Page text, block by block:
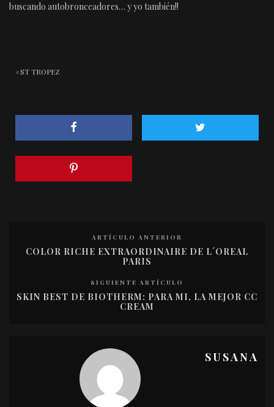
buscando autobronceadores… y yo también!!
ST TROPEZ
ARTÍCULO ANTERIOR
COLOR RICHE EXTRAORDINAIRE DE L´OREAL
PARIS
SIGUIENTE ARTÍCULO
SKIN BEST DE BIOTHERM: PARA MI, LA MEJOR CC
CREAM
SUSANA